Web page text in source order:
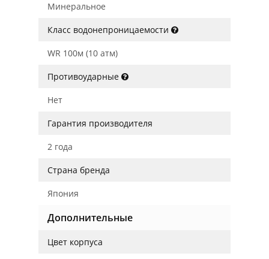
Минеральное
Класс водонепроницаемости
WR 100м (10 атм)
Противоударные
Нет
Гарантия производителя
2 года
Страна бренда
Япония
Дополнительные
Цвет корпуса